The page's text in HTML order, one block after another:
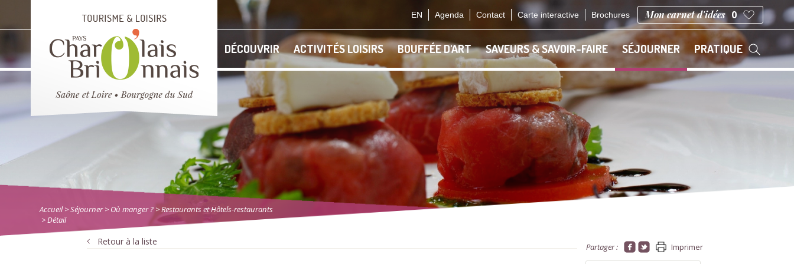
EN Agenda Contact Carte interactive Brochures Mon carnet d'idées 0
DÉCOUVRIR ACTIVITÉS LOISIRS BOUFFÉE D'ART SAVEURS & SAVOIR-FAIRE SÉJOURNER PRATIQUE
Accueil> Séjourner> Où manger ? >Restaurants et Hôtels-restaurants
> Détail
Retour à la liste Partager : Imprimer